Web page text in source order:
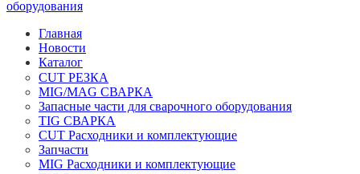
Главная
Новости
Каталог
CUT РЕЗКА
MIG/MAG СВАРКА
Запасные части для сварочного оборудования
TIG СВАРКА
CUT Расходники и комплектующие
Запчасти
MIG Расходники и комплектующие